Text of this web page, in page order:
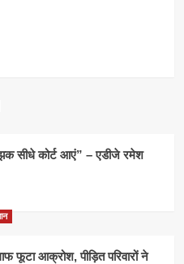
सीधे कोर्ट आएं” – एडीजे रमेश
फूटा आक्रोश, पीड़ित परिवारों ने